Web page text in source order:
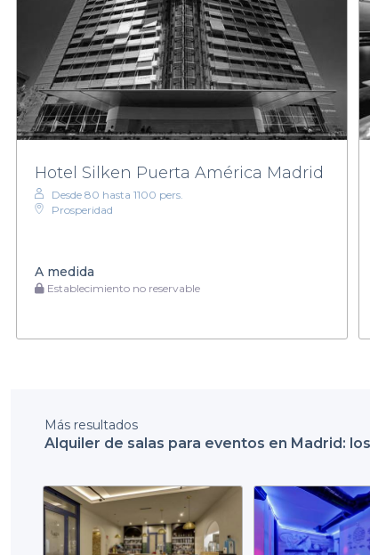
Hotel Silken Puerta América Madrid
Desde 80 hasta 1100 pers.
Prosperidad
A medida
Establecimiento no reservable
Más resultados
Alquiler de salas para eventos en Madrid: